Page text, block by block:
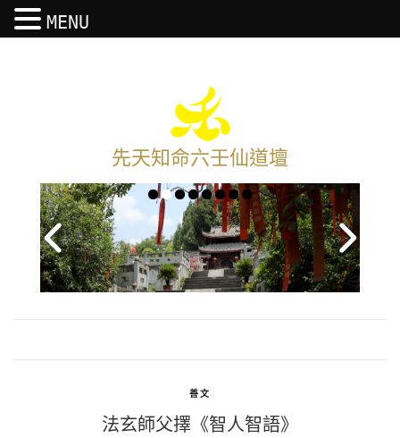
先天知命六壬仙道壇
善文
法玄師父擇《智人智語》
MENU